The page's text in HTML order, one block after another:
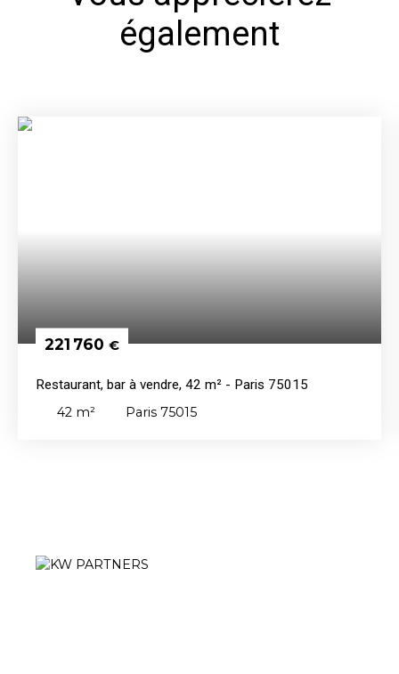
également
221 760 €
Restaurant, bar à vendre, 42 m² - Paris 75015
42 m² Paris 75015